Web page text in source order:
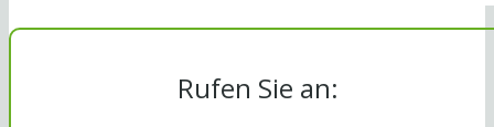
Rufen Sie an: